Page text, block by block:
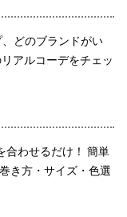
どのブランドがい
アルコーデをチェッ
合わせるだけ！ 簡単
き方・サイズ・色選